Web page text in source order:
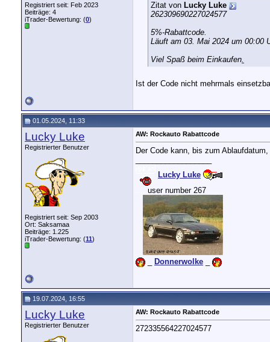
Registriert seit: Feb 2023
Beiträge: 4
iTrader-Bewertung: (0)
Zitat von Lucky Luke
262309690227024577
5%-Rabattcode.
Läuft am 03. Mai 2024 um 00:00
Viel Spaß beim Einkaufen.
Ist der Code nicht mehrmals
01.05.2024, 11:33
Lucky Luke
Registrierter Benutzer
Registriert seit: Sep 2003
Ort: Saksamaa
Beiträge: 1.225
iTrader-Bewertung: (11)
AW: Rockauto Rabattcode
Der Code kann, bis zum
Lucky Luke
user number 267
Donnerwolke
19.07.2024, 16:55
Lucky Luke
Registrierter Benutzer
AW: Rockauto Rabattcode
272335564227024577